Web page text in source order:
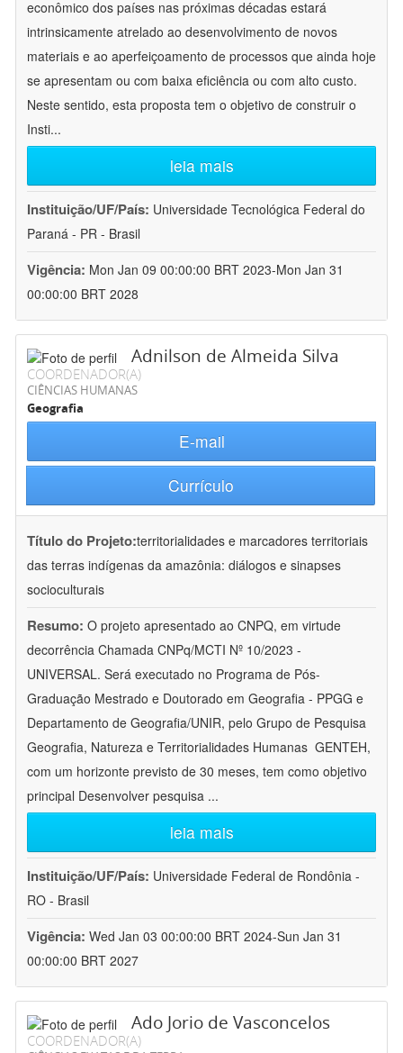
econômico dos países nas próximas décadas estará
intrinsicamente atrelado ao desenvolvimento de novos
materiais e ao aperfeiçoamento de processos que ainda hoje
se apresentam ou com baixa eficiência ou com alto custo.
Neste sentido, esta proposta tem o objetivo de construir o
Insti...
leia mais
Instituição/UF/País: Universidade Tecnológica Federal do
Paraná - PR - Brasil
Vigência: Mon Jan 09 00:00:00 BRT 2023-Mon Jan 31
00:00:00 BRT 2028
Adnilson de Almeida Silva
COORDENADOR(A)
CIÊNCIAS HUMANAS
Geografia
E-mail
Currículo
Título do Projeto:territorialidades e marcadores territoriais
das terras indígenas da amazônia: diálogos e sinapses
socioculturais
Resumo: O projeto apresentado ao CNPQ, em virtude
decorrência Chamada CNPq/MCTI Nº 10/2023 -
UNIVERSAL. Será executado no Programa de Pós-
Graduação Mestrado e Doutorado em Geografia - PPGG e
Departamento de Geografia/UNIR, pelo Grupo de Pesquisa
Geografia, Natureza e Territorialidades Humanas  GENTEH,
com um horizonte previsto de 30 meses, tem como objetivo
principal Desenvolver pesquisa ...
leia mais
Instituição/UF/País: Universidade Federal de Rondônia -
RO - Brasil
Vigência: Wed Jan 03 00:00:00 BRT 2024-Sun Jan 31
00:00:00 BRT 2027
Ado Jorio de Vasconcelos
COORDENADOR(A)